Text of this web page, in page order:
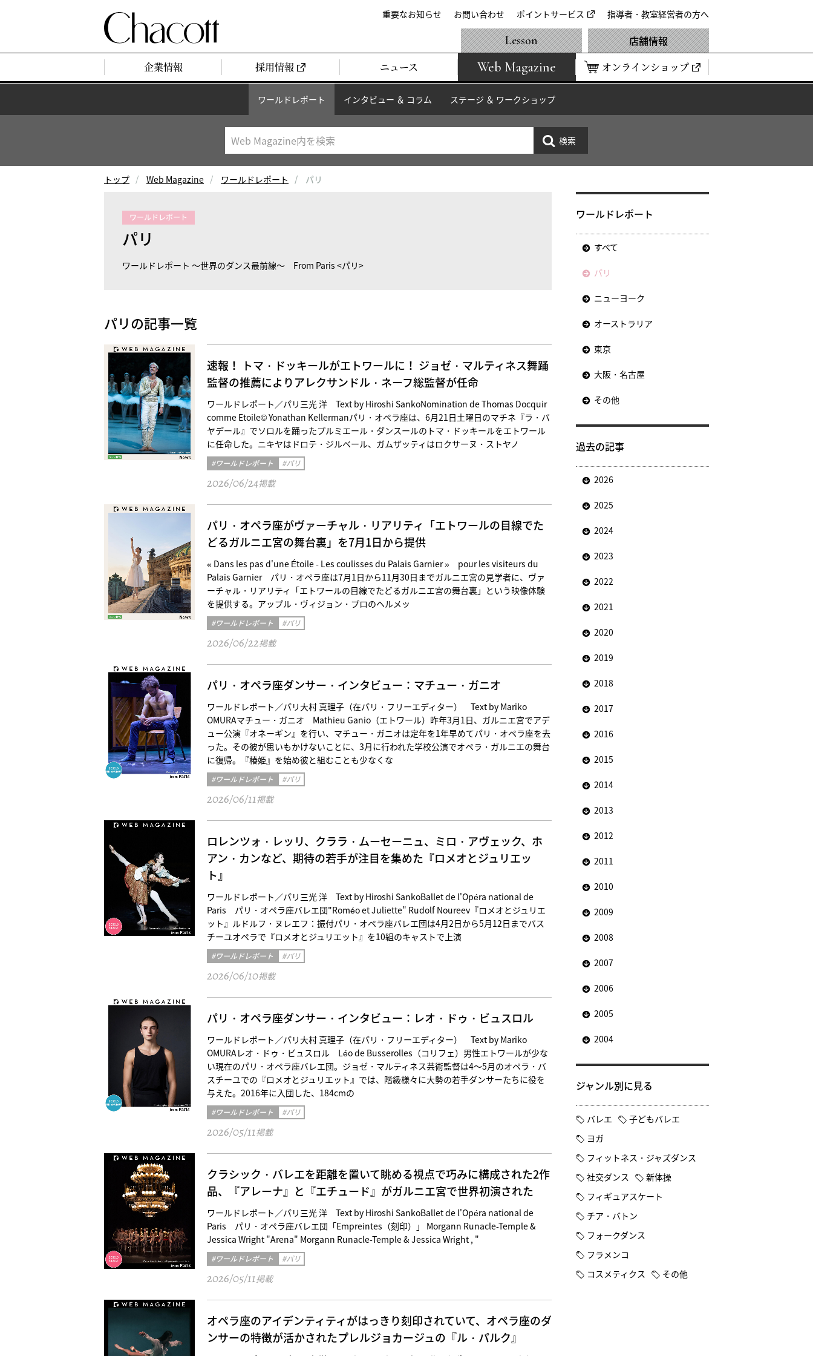
重要なお知らせ お問い合わせ ポイントサービス 指導者・教室経営者の方へ
企業情報 採用情報 ニュース Web Magazine オンラインショップ
Lesson 店舗情報
ワールドレポート インタビュー ＆ コラム ステージ ＆ ワークショップ
トップ Web Magazine ワールドレポート パリ
ワールドレポート
パリ
ワールドレポート ～世界のダンス最前線～ From Paris <パリ>
パリの記事一覧
速報！ トマ・ドッキールがエトワールに！ ジョゼ・マルティネス舞踊
監督の推薦によりアレクサンドル・ネーフ総監督が任命
ワールドレポート／パリ三光 洋 Text by Hiroshi SankoNomination de Thomas Docquir
comme Etoile© Yonathan Kellermanパリ・オペラ座は、6月21日土曜日のマチネ『ラ・バ
ヤデール』でソロルを踊ったプルミエール・ダンスールのトマ・ドッキールをエトワール
に任命した。ニキヤはドロテ・ジルベール、ガムザッティはロクサーヌ・ストヤノ
#ワールドレポート #パリ
2026/06/24掲載
パリ・オペラ座がヴァーチャル・リアリティ「エトワールの目線でた
どるガルニエ宮の舞台裏」を7月1日から提供
« Dans les pas d'une Étoile - Les coulisses du Palais Garnier » pour les visiteurs du
Palais Garnier パリ・オペラ座は7月1日から11月30日までガルニエ宮の見学者に、ヴァ
ーチャル・リアリティ「エトワールの目線でたどるガルニエ宮の舞台裏」という映像体験
を提供する。アップル・ヴィジョン・プロのヘルメッ
#ワールドレポート #パリ
2026/06/22掲載
パリ・オペラ座ダンサー・インタビュー：マチュー・ガニオ
ワールドレポート／パリ大村 真理子（在パリ・フリーエディター） Text by Mariko
OMURAマチュー・ガニオ Mathieu Ganio（エトワール）昨年3月1日、ガルニエ宮でアデ
ュー公演『オネーギン』を行い、マチュー・ガニオは定年を1年早めてパリ・オペラ座を去
った。その彼が思いもかけないことに、3月に行われた学校公演でオペラ・ガルニエの舞台
に復帰。『椿姫』を始め彼と組むことも少なくな
#ワールドレポート #パリ
2026/06/11掲載
ロレンツォ・レッリ、クララ・ムーセーニュ、ミロ・アヴェック、ホ
アン・カンなど、期待の若手が注目を集めた『ロメオとジュリエッ
ト』
ワールドレポート／パリ三光 洋 Text by Hiroshi SankoBallet de l'Opéra national de
Paris パリ・オペラ座バレエ団"Roméo et Juliette" Rudolf Noureev『ロメオとジュリエ
ット』ルドルフ・ヌレエフ：振付パリ・オペラ座バレエ団は4月2日から5月12日までバス
チーユオペラで『ロメオとジュリエット』を10組のキャストで上演
#ワールドレポート #パリ
2026/06/10掲載
パリ・オペラ座ダンサー・インタビュー：レオ・ドゥ・ビュスロル
ワールドレポート／パリ大村 真理子（在パリ・フリーエディター） Text by Mariko
OMURAレオ・ドゥ・ビュスロル Léo de Busserolles（コリフェ）男性エトワールが少な
い現在のパリ・オペラ座バレエ団。ジョゼ・マルティネス芸術監督は4～5月のオペラ・バ
スチーユでの『ロメオとジュリエット』では、階級様々に大勢の若手ダンサーたちに役を
与えた。2016年に入団した、184cmの
#ワールドレポート #パリ
2026/05/11掲載
クラシック・バレエを距離を置いて眺める視点で巧みに構成された2作
品、『アレーナ』と『エチュード』がガルニエ宮で世界初演された
ワールドレポート／パリ三光 洋 Text by Hiroshi SankoBallet de l'Opéra national de
Paris パリ・オペラ座バレエ団「Empreintes（刻印）」 Morgann Runacle-Temple &
Jessica Wright "Arena" Morgann Runacle-Temple & Jessica Wright , "
#ワールドレポート #パリ
2026/05/11掲載
オペラ座のアイデンティティがはっきり刻印されていて、オペラ座のダ
ンサーの特徴が活かされたプレルジョカージュの『ル・パルク』
ワールドレポート
すべて
パリ
ニューヨーク
オーストラリア
東京
大阪・名古屋
その他
過去の記事
2026
2025
2024
2023
2022
2021
2020
2019
2018
2017
2016
2015
2014
2013
2012
2011
2010
2009
2008
2007
2006
2005
2004
ジャンル別に見る
バレエ
子どもバレエ
ヨガ
フィットネス・ジャズダンス
社交ダンス
新体操
フィギュアスケート
チア・バトン
フォークダンス
フラメンコ
コスメティクス
その他